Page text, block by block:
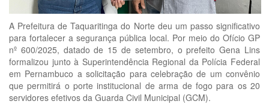
A Prefeitura de Taquaritinga do Norte deu um passo significativo
para fortalecer a segurança pública local. Por meio do Ofício GP
nº 600/2025, datado de 15 de setembro, o prefeito Gena Lins
formalizou junto à Superintendência Regional da Polícia Federal
em Pernambuco a solicitação para celebração de um convênio
que permitirá o porte institucional de arma de fogo para os 20
servidores efetivos da Guarda Civil Municipal (GCM).